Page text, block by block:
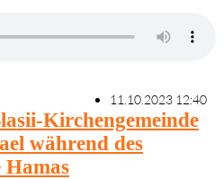
11.10.2023 12:40
Kirchengemeinde
während des